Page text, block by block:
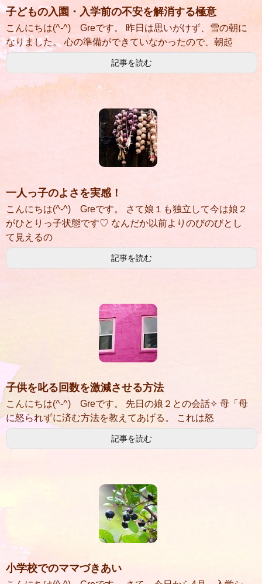
子どもの入園・入学前の不安を解消する極意
こんにちは(^-^) Greです。 昨日は思いがけず、雪の朝に
なりました。 心の準備ができていなかったので、朝起
記事を読む
一人っ子のよさを実感！
こんにちは(^-^) Greです。 さて娘１も独立して今は娘２
がひとりっ子状態です♡ なんだか以前よりのびのびとし
て見えるの
記事を読む
子供を叱る回数を激減させる方法
こんにちは(^-^) Greです。 先日の娘２との会話✧ 母「母
に怒られずに済む方法を教えてあげる。 これは怒
記事を読む
小学校でのママづきあい